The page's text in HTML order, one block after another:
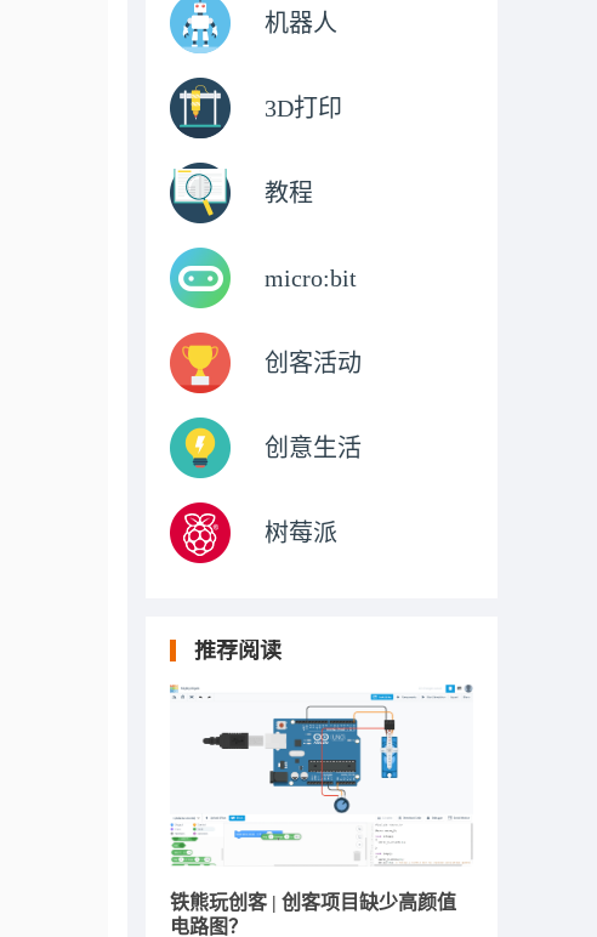
机器人
3D打印
教程
micro:bit
创客活动
创意生活
树莓派
推荐阅读
铁熊玩创客 | 创客项目缺少高颜值
电路图？